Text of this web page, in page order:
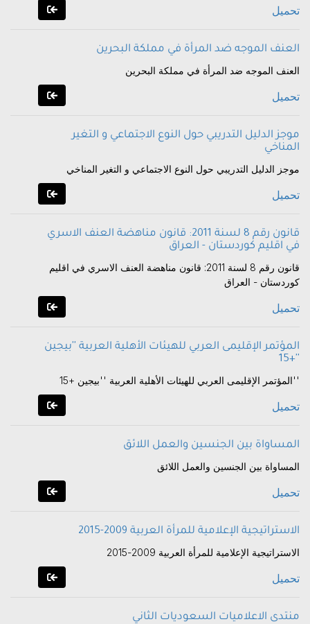
تحميل
العنف الموجه ضد المرأة في مملكة البحرين
العنف الموجه ضد المرأة في مملكة البحرين
تحميل
موجز الدليل التدريبي حول النوع الاجتماعي و التغير
المناخي
موجز الدليل التدريبي حول النوع الاجتماعي و التغير المناخي
تحميل
قانون رقم 8 لسنة 2011: قانون مناهضة العنف الاسري
في اقليم كوردستان - العراق
قانون رقم 8 لسنة 2011: قانون مناهضة العنف الاسري في اقليم
كوردستان - العراق
تحميل
المؤتمر الإقليمى العربي للهيئات الأهلية العربية ''بيجين
+15''
المؤتمر الإقليمى العربي للهيئات الأهلية العربية ''بيجين +15''
تحميل
المساواة بين الجنسين والعمل اللائق
المساواة بين الجنسين والعمل اللائق
تحميل
الاستراتيجية الإعلامية للمرأة العربية 2009-2015
الاستراتيجية الإعلامية للمرأة العربية 2009-2015
تحميل
منتدى الاعلاميات السعوديات الثاني